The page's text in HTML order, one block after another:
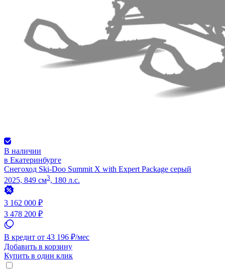
В наличии
в Екатеринбурге
Снегоход Ski-Doo Summit X with Expert Package серый
2025, 849 см3, 180 л.с.
3 162 000 ₽
3 478 200 ₽
В кредит от 43 196 ₽/мес
Добавить в корзину
Купить в один клик